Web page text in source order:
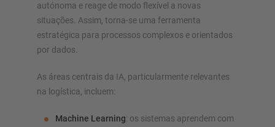
autónoma e reage de modo flexível a novas
situações. Assim, torna-se uma ferramenta
estratégica para processos complexos e orientados
por dados.
As áreas centrais da IA, particularmente relevantes
na logística, incluem:
Machine Learning: os sistemas aprendem com